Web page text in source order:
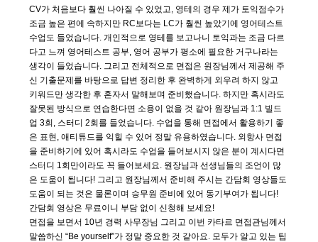
CV가 처음보다 훨씬 나아질 수 있었고, 영테의 경우 제가 토익점수가
조금 높은 편에 속하지만 RC보다는 LC가 훨씬 높았기에 영어테스트
수업도 들었습니다. 개인적으로 영테를 보고나니 토익과는 조금 다르
다고 느껴 영어테스트 공부, 영어 공부가 평소에 필요한 거구나라는
생각이 들었습니다. 그리고 전체적으로 면접은 원장님께서 제공해 주
신 기출문제를 바탕으로 답변 정리한 후 완벽하게 외우려 하지 않고
키워드만 생각한 후 혼자서 말해보며 준비했습니다. 하지만 혹시라도
잘못된 방식으로 연습한다면 소용이 없을 것 같아 원장님과 1:1 빌드
업 3회, 스터디 2회를 들었습니다. 수업을 통해 면접에서 활용하기 좋
은 표현, 애티튜드를 익힐 수 있어 정말 유용하였습니다. 외항사 면접
을 준비하기에 있어 혹시라도 수업을 들어보시지 않은 분이 계시다면
스터디 1회만이라도 꼭 들어보세요. 원장님과 선생님들의 조언이 많
은 도움이 됩니다! 그리고 원장님께서 준비해 주시는 간담회 영상들도
도움이 되는 것은 물론이며 승무원 준비에 있어 동기부여가 됩니다!
간담회 영상은 무료이니 부담 없이 신청해 보세요!
면접을 보면서 10년 경력 사무장님 그리고 이번 카타르 면접관님께서
말씀하신 “Be yourself”가 정말 중요한 것 같아요. 모두가 알고 있는 팁